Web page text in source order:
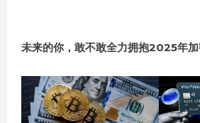
未来的你，敢不敢全力拥抱2025年加